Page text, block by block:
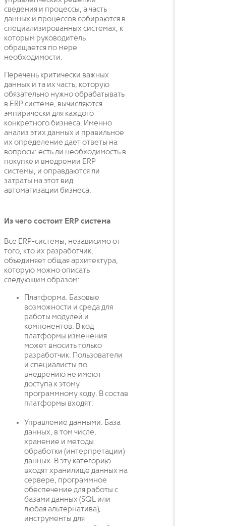
сведения и процессы, а часть
данных и процессов собираются в
специализированных системах, к
которым руководитель
обращается по мере
необходимости.
Перечень критически важных
данных и та их часть, которую
обязательно нужно обрабатывать
в ERP системе, вычисляются
эмпирически для каждого
конкретного бизнеса. Именно
анализ этих данных и правильное
их определение дает ответы на
вопросы: есть ли необходимость в
покупке и внедрении ERP
системы, и оправдаются ли
затраты на этот вид
автоматизации бизнеса.
Из чего состоит ERP система
Все ERP-системы, независимо от
того, кто их разработчик,
объединяет общая архитектура,
которую можно описать
следующим образом:
Платформа. Базовые
возможности и среда для
работы модулей и
компонентов. В код
платформы изменения
может вносить только
разработчик. Пользователи
и специалисты по
внедрению не имеют
доступа к этому
программному коду. В состав
платформы входят:
Управление данными. База
данных, в том числе,
хранение и методы
обработки (интерпретации)
данных. В эту категорию
входят хранилище данных на
сервере, программное
обеспечение для работы с
базами данных (SQL или
любая альтернатива),
инструменты для